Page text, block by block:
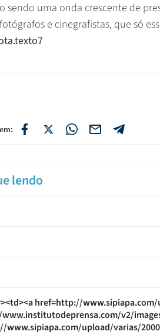
sendo uma onda crescente de
e cinegrafistas, que só
lendo
href=http://
v2/
www.sipiapa.com/upload/varias/